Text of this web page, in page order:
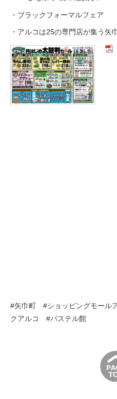
・ブラックフォーマルフェア
・アルコは25の専門店が集う矢
#矢巾町 #ショッピングモール
クアルコ #パステル館